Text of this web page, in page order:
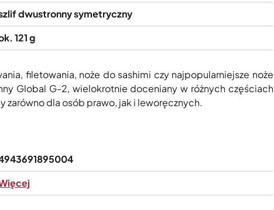
dwustronny symetryczny
121 g
filetowania, noże do sashimi czy najpopularniejsze noże
Global G-2, wielokrotnie doceniany w różnych częściach
dla osób prawo, jak i leworęcznych.